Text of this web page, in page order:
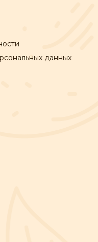
у оператора
данных